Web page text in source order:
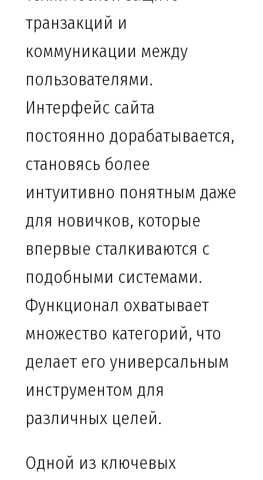
транзакций и
коммуникации между
пользователями.
Интерфейс сайта
постоянно дорабатывается,
становясь более
интуитивно понятным даже
для новичков, которые
впервые сталкиваются с
подобными системами.
Функционал охватывает
множество категорий, что
делает его универсальным
инструментом для
различных целей.
Одной из ключевых